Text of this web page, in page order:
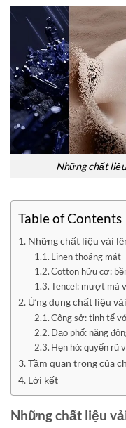
Những chất
Table of Contents
Những chất liệu vải
Linen thoáng mát
Cotton hữu cơ:
Tencel: mượt mà
Ứng dụng chất liệu
Công sở: tinh tế
Dạo phố: năng
Hẹn hò: quyến rũ
Tầm quan trọng của
Lời kết
Những chất liệu